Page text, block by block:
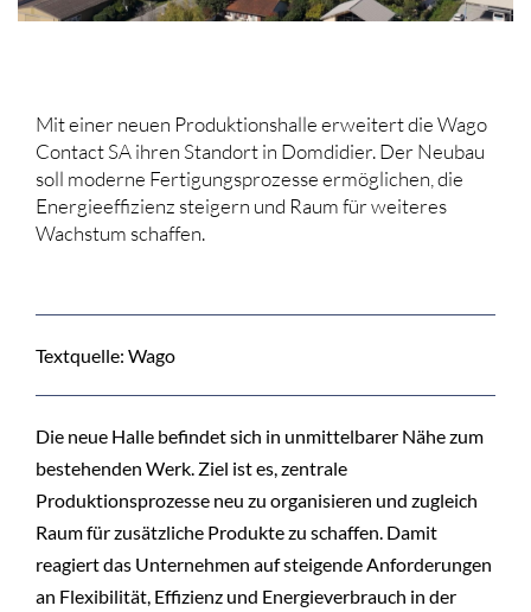
Mit einer neuen Produktionshalle erweitert die Wago
Contact SA ihren Standort in Domdidier. Der Neubau
soll moderne Fertigungsprozesse ermöglichen, die
Energieeffizienz steigern und Raum für weiteres
Wachstum schaffen.
Textquelle: Wago
Die neue Halle befindet sich in unmittelbarer Nähe zum
bestehenden Werk. Ziel ist es, zentrale
Produktionsprozesse neu zu organisieren und zugleich
Raum für zusätzliche Produkte zu schaffen. Damit
reagiert das Unternehmen auf steigende Anforderungen
an Flexibilität, Effizienz und Energieverbrauch in der